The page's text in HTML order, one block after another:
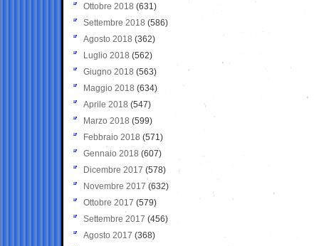
Ottobre 2018 (631)
Settembre 2018 (586)
Agosto 2018 (362)
Luglio 2018 (562)
Giugno 2018 (563)
Maggio 2018 (634)
Aprile 2018 (547)
Marzo 2018 (599)
Febbraio 2018 (571)
Gennaio 2018 (607)
Dicembre 2017 (578)
Novembre 2017 (632)
Ottobre 2017 (579)
Settembre 2017 (456)
Agosto 2017 (368)